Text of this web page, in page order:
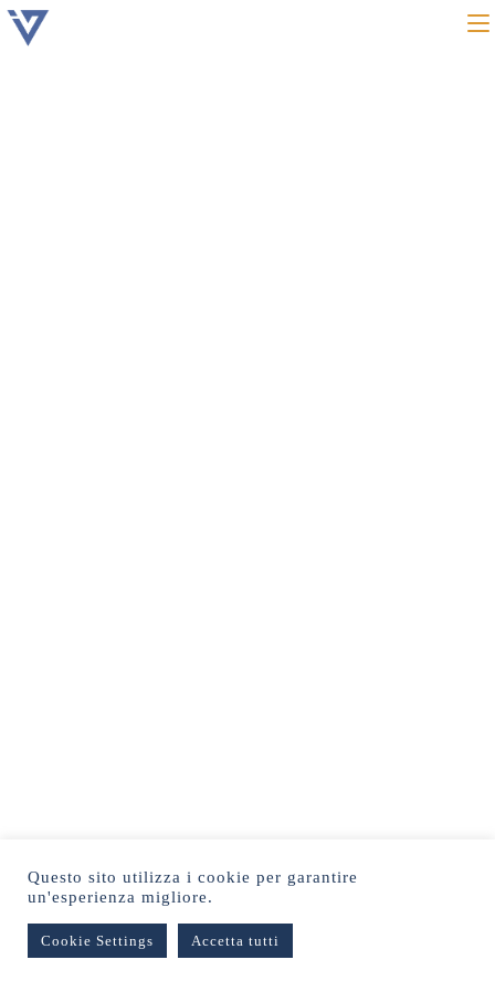
Questo sito utilizza i cookie per garantire
un'esperienza migliore.
Cookie Settings Accetta tutti